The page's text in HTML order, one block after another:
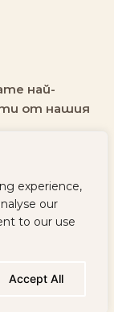
experience,
our
to our use
Accept All
най-
от нашия